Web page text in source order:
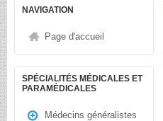
NAVIGATION
Page d'accueil
SPÉCIALITÉS MÉDICALES ET
PARAMÉDICALES
Médecins généralistes